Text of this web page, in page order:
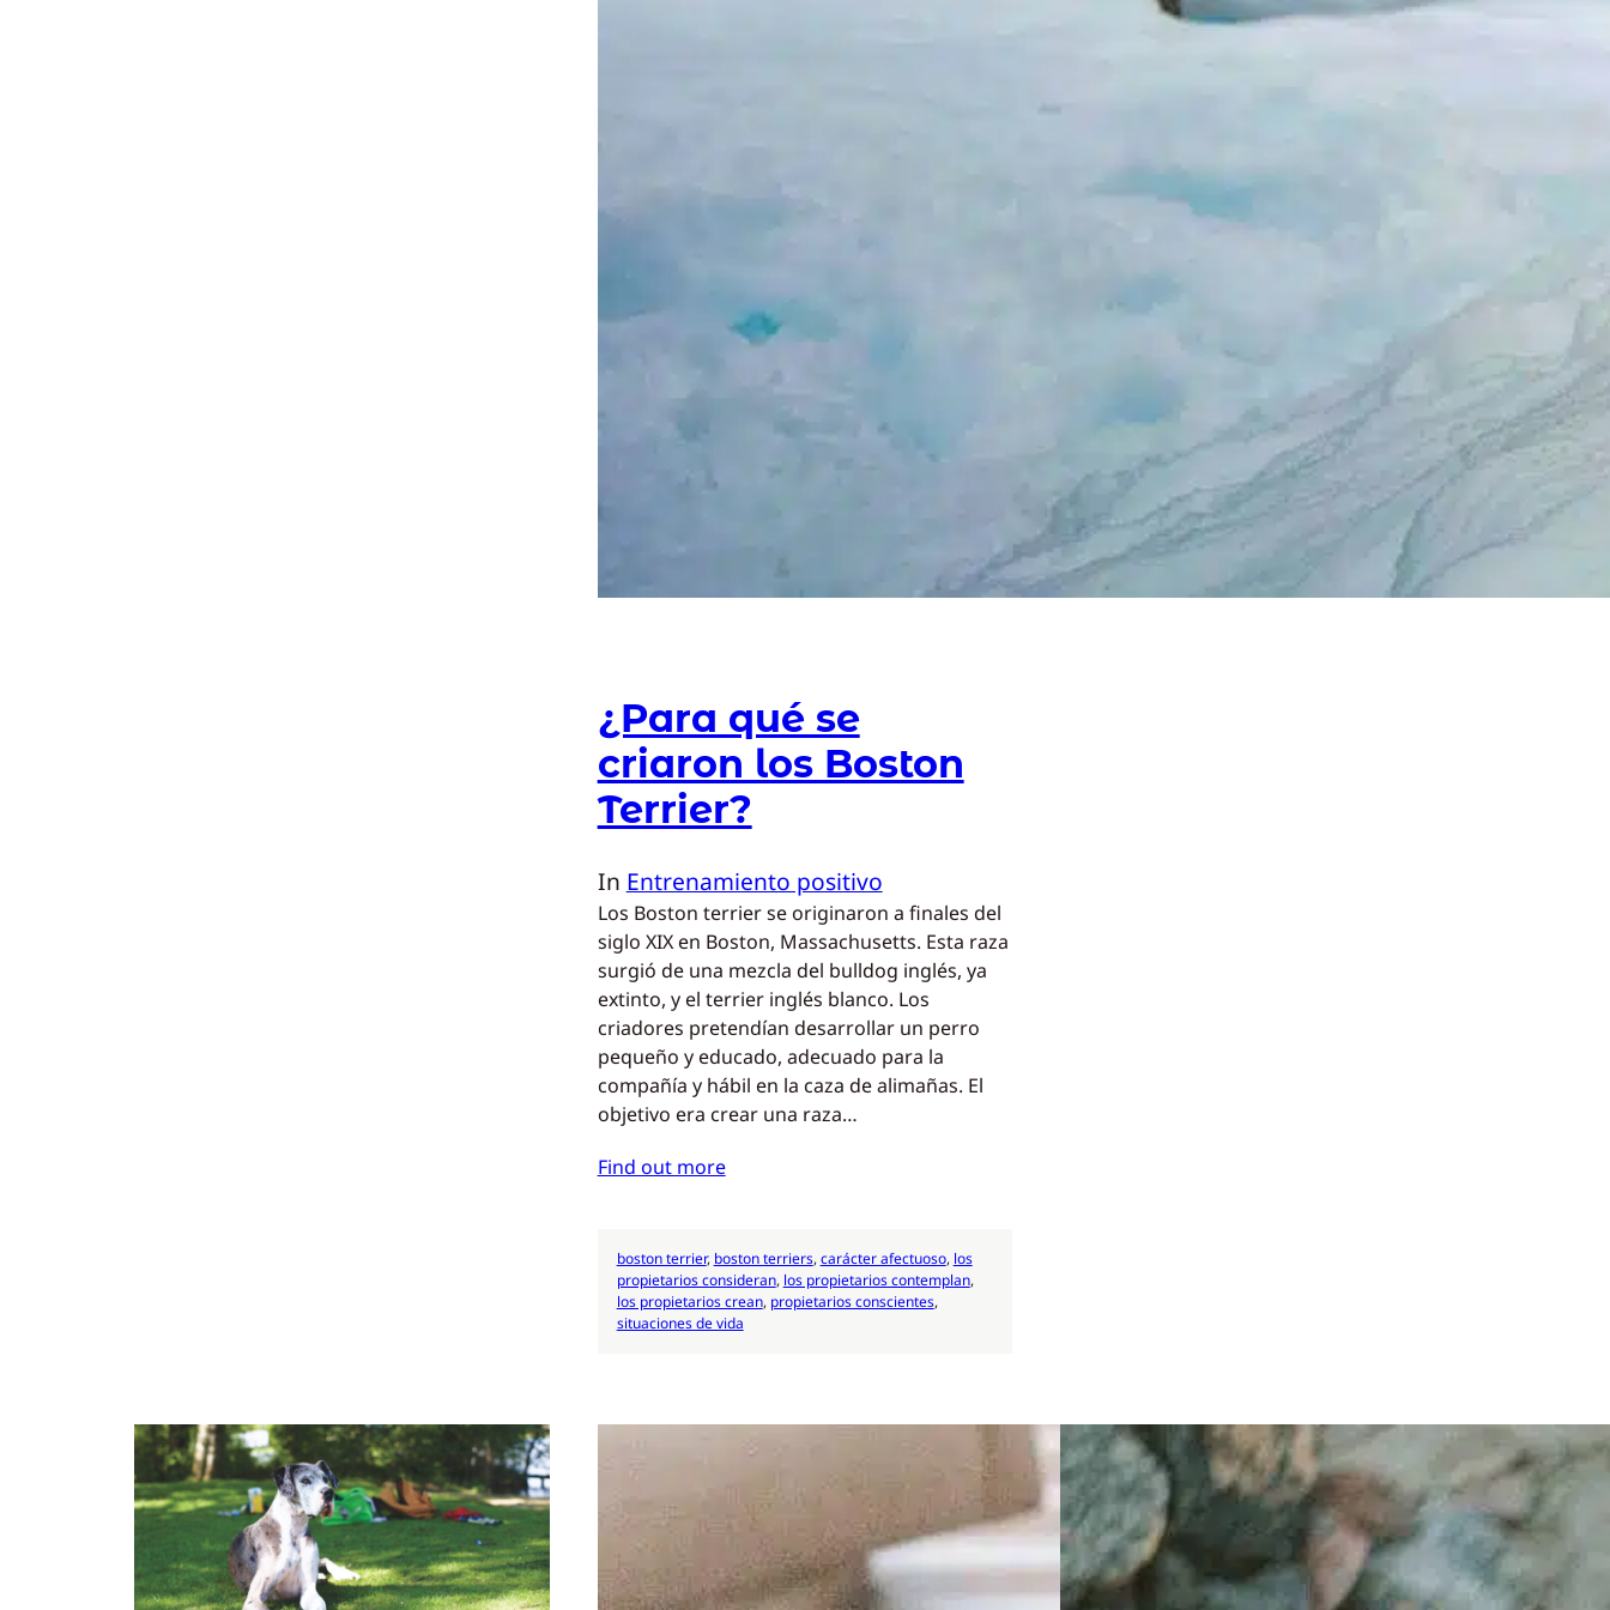
¿Para qué se
criaron los Boston
Terrier?
In Entrenamiento positivo
Los Boston terrier se originaron a finales del
siglo XIX en Boston, Massachusetts. Esta raza
surgió de una mezcla del bulldog inglés, ya
extinto, y el terrier inglés blanco. Los
criadores pretendían desarrollar un perro
pequeño y educado, adecuado para la
compañía y hábil en la caza de alimañas. El
objetivo era crear una raza…
Find out more
boston terrier, boston terriers, carácter afectuoso, los
propietarios consideran, los propietarios contemplan
los propietarios crean, propietarios conscientes
situaciones de vida